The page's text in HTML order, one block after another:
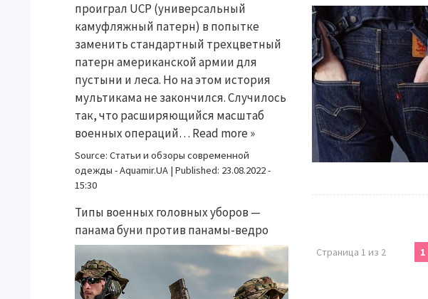
Страница 1 из 2 1
проиграл UCP (универсальный
камуфляжный патерн) в попытке
заменить стандартный трехцветный
патерн американской армии для
пустыни и леса. Но на этом история
мультикама не закончился. Случилось
так, что расширяющийся масштаб
военных операций… Read more »
Source: Статьи и обзоры современной
одежды - Aquamir.UA | Published: 23.08.2022 -
15:30
Типы военных головных уборов —
панама буни против панамы-ведро